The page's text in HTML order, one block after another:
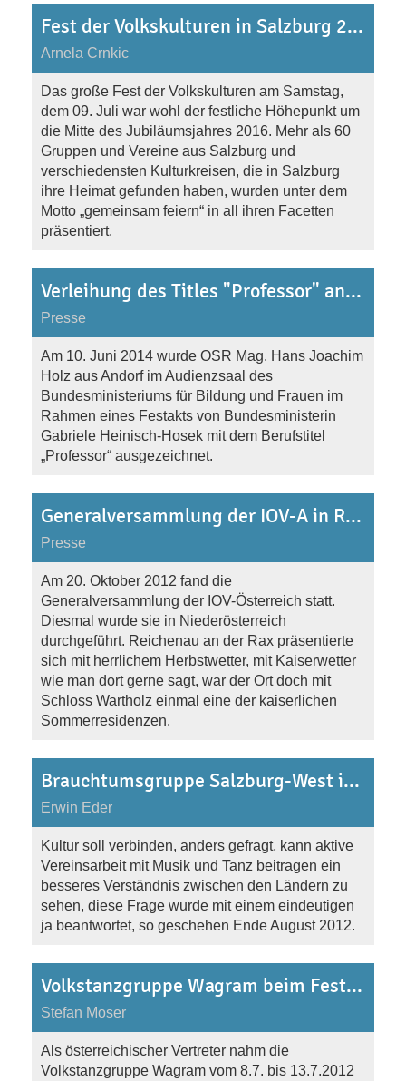
Fest der Volkskulturen in Salzburg 2016
Arnela Crnkic
Das große Fest der Volkskulturen am Samstag,
dem 09. Juli war wohl der festliche Höhepunkt um
die Mitte des Jubiläumsjahres 2016. Mehr als 60
Gruppen und Vereine aus Salzburg und
verschiedensten Kulturkreisen, die in Salzburg
ihre Heimat gefunden haben, wurden unter dem
Motto „gemeinsam feiern“ in all ihren Facetten
präsentiert.
Verleihung des Titles "Professor" an Mag. Hans Holz am 10.6.2014
Presse
Am 10. Juni 2014 wurde OSR Mag. Hans Joachim
Holz aus Andorf im Audienzsaal des
Bundesministeriums für Bildung und Frauen im
Rahmen eines Festakts von Bundesministerin
Gabriele Heinisch-Hosek mit dem Berufstitel
„Professor“ ausgezeichnet.
Generalversammlung der IOV-A in Reichenau/Rax am 20.10.2012
Presse
Am 20. Oktober 2012 fand die
Generalversammlung der IOV-Österreich statt.
Diesmal wurde sie in Niederösterreich
durchgeführt. Reichenau an der Rax präsentierte
sich mit herrlichem Herbstwetter, mit Kaiserwetter
wie man dort gerne sagt, war der Ort doch mit
Schloss Wartholz einmal eine der kaiserlichen
Sommerresidenzen.
Brauchtumsgruppe Salzburg-West in Kroatien vom 24.-26.8.2012
Erwin Eder
Kultur soll verbinden, anders gefragt, kann aktive
Vereinsarbeit mit Musik und Tanz beitragen ein
besseres Verständnis zwischen den Ländern zu
sehen, diese Frage wurde mit einem eindeutigen
ja beantwortet, so geschehen Ende August 2012.
Volkstanzgruppe Wagram beim Festival of Folk Songs and Dances in Mazedonien vom 8.-13.7.2012
Stefan Moser
Als österreichischer Vertreter nahm die
Volkstanzgruppe Wagram vom 8.7. bis 13.7.2012